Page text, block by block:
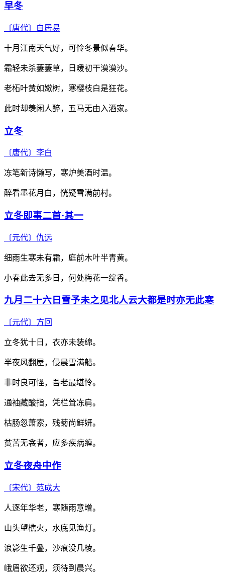
早冬
〔唐代〕 白居易
十月江南天气好，可怜冬景似春华。
霜轻未杀萋萋草，日暖初干漠漠沙。
老柘叶黄如嫩树，寒樱枝白是狂花。
此时却羡闲人醉，五马无由入酒家。
立冬
〔唐代〕 李白
冻笔新诗懒写，寒炉美酒时温。
醉看墨花月白，恍疑雪满前村。
立冬即事二首·其一
〔元代〕 仇远
细雨生寒未有霜，庭前木叶半青黄。
小春此去无多日，何处梅花一绽香。
九月二十六日雪予未之见北人云大都是时亦无此寒
〔元代〕 方回
立冬犹十日，衣亦未装绵。
半夜风翻屋，侵晨雪满船。
非时良可怪，吾老最堪怜。
通袖藏酸指，凭栏耸冻肩。
枯肠忽萧索，残菊尚鲜妍。
贫苦无衾者，应多疾病缠。
立冬夜舟中作
〔宋代〕 范成大
人逐年华老，寒随雨意增。
山头望樵火，水底见渔灯。
浪影生千叠，沙痕没几棱。
峨眉欲还观，须待到晨兴。